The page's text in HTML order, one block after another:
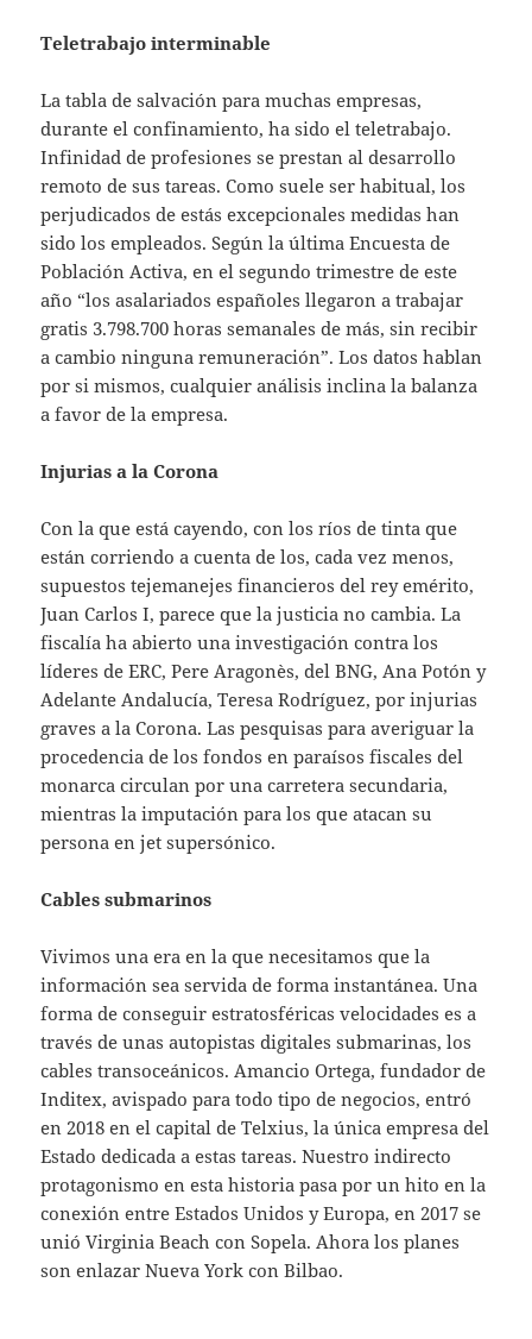
Teletrabajo interminable
La tabla de salvación para muchas empresas,
durante el confinamiento, ha sido el teletrabajo.
Infinidad de profesiones se prestan al desarrollo
remoto de sus tareas. Como suele ser habitual, los
perjudicados de estás excepcionales medidas han
sido los empleados. Según la última Encuesta de
Población Activa, en el segundo trimestre de este
año “los asalariados españoles llegaron a trabajar
gratis 3.798.700 horas semanales de más, sin recibir
a cambio ninguna remuneración”. Los datos hablan
por si mismos, cualquier análisis inclina la balanza
a favor de la empresa.
Injurias a la Corona
Con la que está cayendo, con los ríos de tinta que
están corriendo a cuenta de los, cada vez menos,
supuestos tejemanejes financieros del rey emérito,
Juan Carlos I, parece que la justicia no cambia. La
fiscalía ha abierto una investigación contra los
líderes de ERC, Pere Aragonès, del BNG, Ana Potón y
Adelante Andalucía, Teresa Rodríguez, por injurias
graves a la Corona. Las pesquisas para averiguar la
procedencia de los fondos en paraísos fiscales del
monarca circulan por una carretera secundaria,
mientras la imputación para los que atacan su
persona en jet supersónico.
Cables submarinos
Vivimos una era en la que necesitamos que la
información sea servida de forma instantánea. Una
forma de conseguir estratosféricas velocidades es a
través de unas autopistas digitales submarinas, los
cables transoceánicos. Amancio Ortega, fundador de
Inditex, avispado para todo tipo de negocios, entró
en 2018 en el capital de Telxius, la única empresa del
Estado dedicada a estas tareas. Nuestro indirecto
protagonismo en esta historia pasa por un hito en la
conexión entre Estados Unidos y Europa, en 2017 se
unió Virginia Beach con Sopela. Ahora los planes
son enlazar Nueva York con Bilbao.